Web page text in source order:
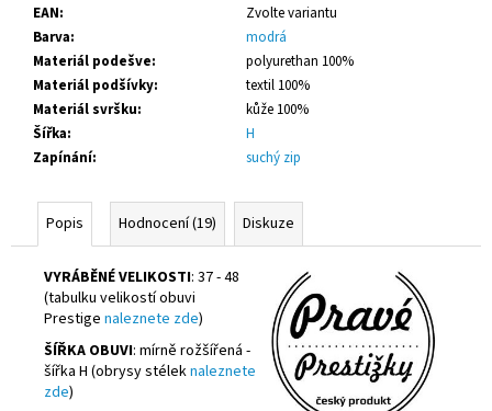
EAN:
Zvolte variantu
Barva:
modrá
Materiál podešve:
polyurethan 100%
Materiál podšívky:
textil 100%
Materiál svršku:
kůže 100%
Šířka:
H
Zapínání: suchý zip
Popis Hodnocení (19) Diskuze
VYRÁBĚNÉ VELIKOSTI: 37 - 48
(tabulku velikostí obuvi
Prestige naleznete zde)
ŠÍŘKA OBUVI: mírně rožšířená -
šířka H (obrysy stéleknaleznete
zde)